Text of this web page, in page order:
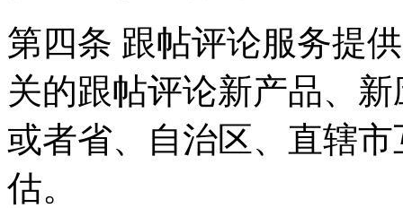
第四条 跟帖评论服务提
关的跟帖评论新产品、
或者省、自治区、直辖
估。